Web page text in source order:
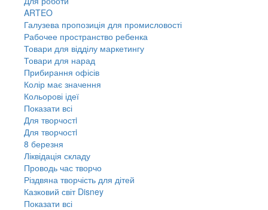
ARTEO
Галузева пропозиція для промисловості
Рабочее пространство ребенка
Товари для відділу маркетингу
Товари для нарад
Прибирання офісів
Колір має значення
Кольорові ідеї
Показати всі
Для творчостi
Для творчостi
8 березня
Ліквідація складу
Проводь час творчо
Різдвяна творчість для дітей
Казковий світ Disney
Показати всі